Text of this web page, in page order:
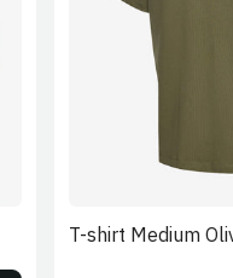
T-shirt Medium